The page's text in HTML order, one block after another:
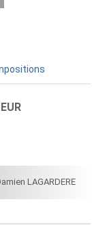
LAGARDERE